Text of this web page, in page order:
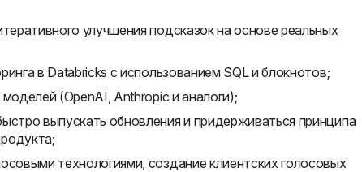
улучшения подсказок на основе реальных
в Databricks с использованием SQL и блокнотов;
(OpenAI, Anthropic и аналоги);
выпускать обновления и придерживаться принципа
технологиями, создание клиентских голосовых